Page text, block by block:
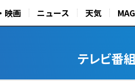
映画 ニュース 天気
テレビ番